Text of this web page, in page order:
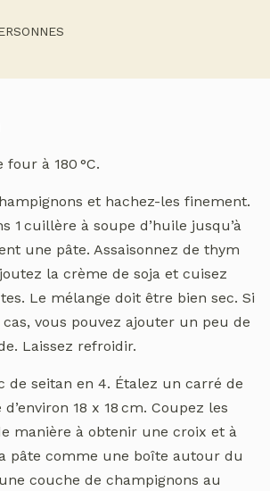
à 180 °C.
et hachez-les finement.
1 cuillère à soupe d’huile jusqu’à
une pâte. Assaisonnez de thym
la crème de soja et cuisez
Le mélange doit être bien sec. Si
cas, vous pouvez ajouter un peu de
Laissez refroidir.
de seitan en 4. Étalez un carré de
18 x 18 cm. Coupez les
manière à obtenir une croix et à
pâte comme une boîte autour du
couche de champignons au